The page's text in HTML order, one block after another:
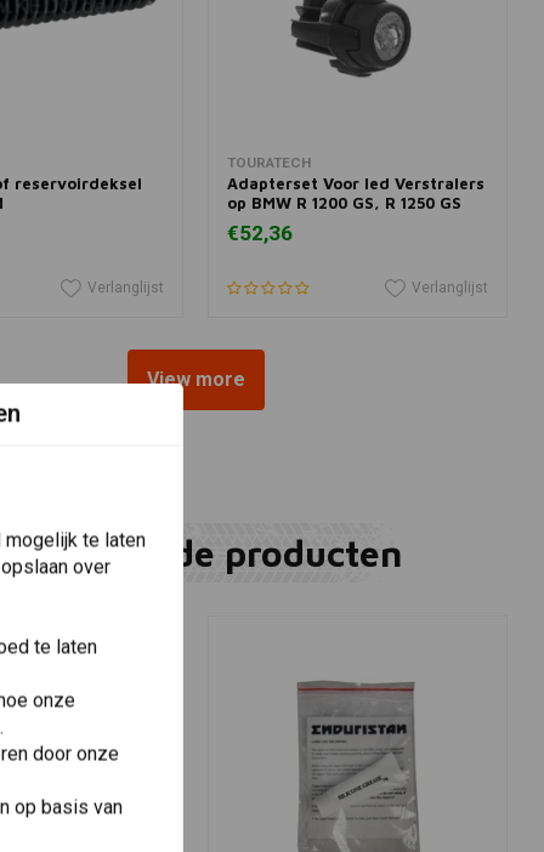
reservoirdeksel
Verlanglijst
In winkelwagen
TOURATECH
Adapterset Voor led Verstralers
op BMW R 1200 GS, R 1250 GS
€52,36
Verlanglijst
View more
producten
mogelijk te laten
over
te laten
onze
door onze
op basis van